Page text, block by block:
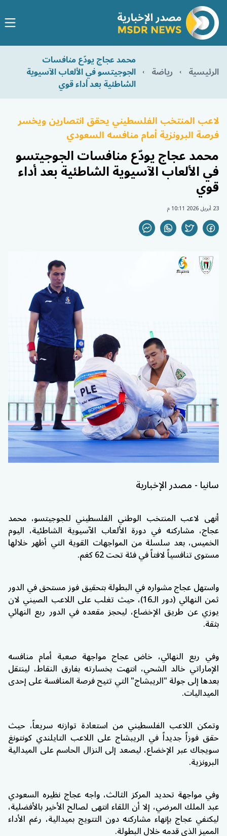
الرئيسية رياضة
محمد عجاج يودّع منافسات
الجوجيتسو في الألعاب الآسيوية
الشاطئية بعد أداء قوي
لاعب المنتخب الفلسطيني يحقق انتصارين ويخسر
فرصة البرونزية أمام منافسه السعودي
محمد عجاج يودّع منافسات الجوجيتسو
في الألعاب الآسيوية الشاطئية بعد أداء
قوي
23 أبريل 2026 10:11 م
سانيا - مصدر الإخبارية
أنهى لاعب المنتخب الوطني الفلسطيني للجوجيتسو، محمد
عجاج، مشاركته في دورة الألعاب الآسيوية الشاطئية، اليوم
الخميس، بعد سلسلة من المواجهات القوية التي أظهر خلالها
مستوى تنافسياً لافتاً في فئة تحت 62 كغم.
واستهل عجاج مشواره في البطولة بتحقيق فوز مستحق في الدور
ثمن النهائي (دور الـ16)، حيث تغلب على اللاعب الصيني لان
يوزي عن طريق الإخضاع، ليحجز مقعده في الدور ربع النهائي
بثقة.
وفي ربع النهائي، خاض عجاج مواجهة صعبة أمام منافسه
الإماراتي خالد الشحي، انتهت بخسارته بفارق النقاط، لينتقل
بعدها إلى جولة "الريبشاج" التي تتيح فرصة المنافسة على إحدى
الميداليات.
وتمكن اللاعب الفلسطيني من استعادة توازنه سريعاً، حيث
حقق فوزاً جديداً في الريبشاج على اللاعب التايلندي كونتونغ
سويجاك عبر الإخضاع، ليصعد إلى النزال الحاسم على الميدالية
البرونزية.
وفي مواجهة تحديد المركز الثالث، واجه عجاج نظيره السعودي
عبد الملك المرضي، إلا أن اللقاء انتهى لصالح الأخير بالأفضلية،
ليكتفي عجاج بإنهاء مشاركته دون التتويج بميدالية، رغم الأداء
المميز الذي قدمه خلال البطولة.